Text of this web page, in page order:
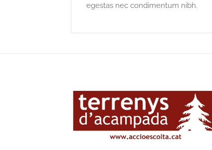
egestas nec condimentum nibh.